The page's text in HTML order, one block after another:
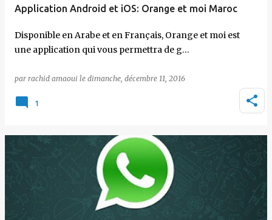
Application Android et iOS: Orange et moi Maroc
Disponible en Arabe et en Français, Orange et moi est
une application qui vous permettra de g…
par rachid amaoui le dimanche, décembre 11, 2016
1